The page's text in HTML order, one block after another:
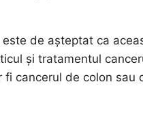
de așteptat ca
și tratamentul
cancerul de colon sau